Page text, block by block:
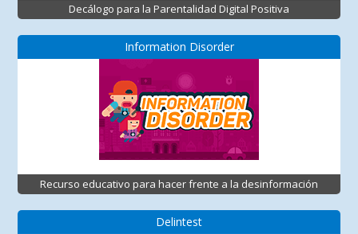
Decálogo para la Parentalidad Digital Positiva
Information Disorder
Recurso educativo para hacer frente a la desinformación
Delintest